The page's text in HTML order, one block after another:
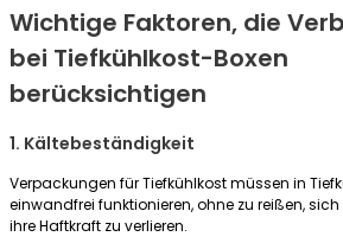
Wichtige Faktoren, die
bei Tiefkühlkost-Boxen
berücksichtigen
1. Kältebeständigkeit
Verpackungen für Tiefkühlkost müssen in
einwandfrei funktionieren, ohne zu reißen,
ihre Haftkraft zu verlieren.